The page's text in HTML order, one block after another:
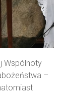
Wspólnoty
–